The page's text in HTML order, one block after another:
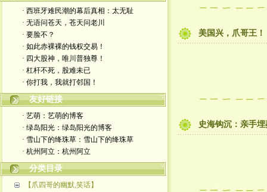
· 西班牙难民潮的幕后真相：太无耻
· 无语问苍天，苍天问老川
· 要脸不？
· 如此赤裸裸的钱权交易！
· 四大股神，唯川普独尊！
· 杠杆不死，股难未已
· 你打我，我就打邻国！
友好链接
· 艺萌：艺萌的博客
· 绿岛阳光：绿岛阳光的博客
· 雪山下的绛珠草：雪山下的绛珠草
· 杭州阿立：杭州阿立
分类目录
【爪四哥的幽默,笑话】
美国兴，爪哥王！
史海钩沉：亲手